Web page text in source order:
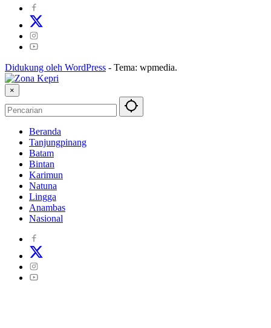
Didukung oleh WordPress - Tema: wpmedia.
×
Beranda
Tanjungpinang
Batam
Bintan
Karimun
Natuna
Lingga
Anambas
Nasional